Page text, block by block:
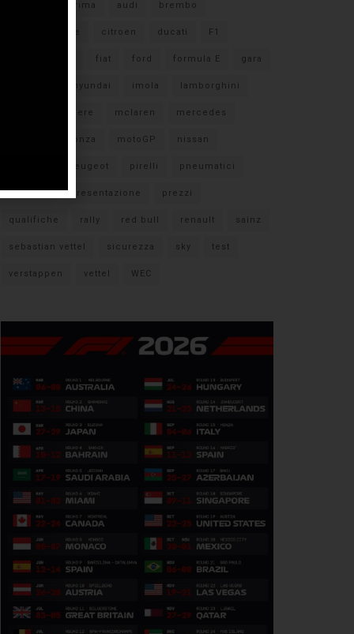
anteprima audi brembo
caratteristiche citroen ducati F1
fiat ford formula E gara
hyundai imola lamborghini
libere mclaren mercedes
monza motoGP nissan
peugeot pirelli pneumatici
porsche presentazione prezzi
qualifiche rally red bull renault sainz
sebastian vettel sicurezza sky test
verstappen vettel WEC